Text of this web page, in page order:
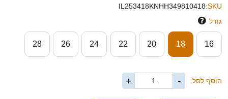
SKU:
IL253418KNHH349810418
גודל
16
18
20
22
24
26
28
הוסף לסל: -
+